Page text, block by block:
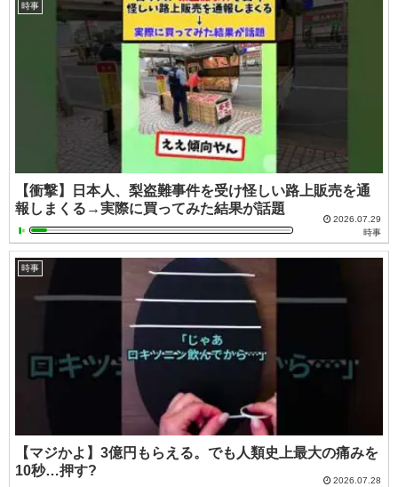
時事
【衝撃】日本人、梨盗難事件を受け怪しい路上販売を通
報しまくる→実際に買ってみた結果が話題
2026.07.29
時事
時事
【マジかよ】3億円もらえる。でも人類史上最大の痛みを
10秒…押す?
2026.07.28